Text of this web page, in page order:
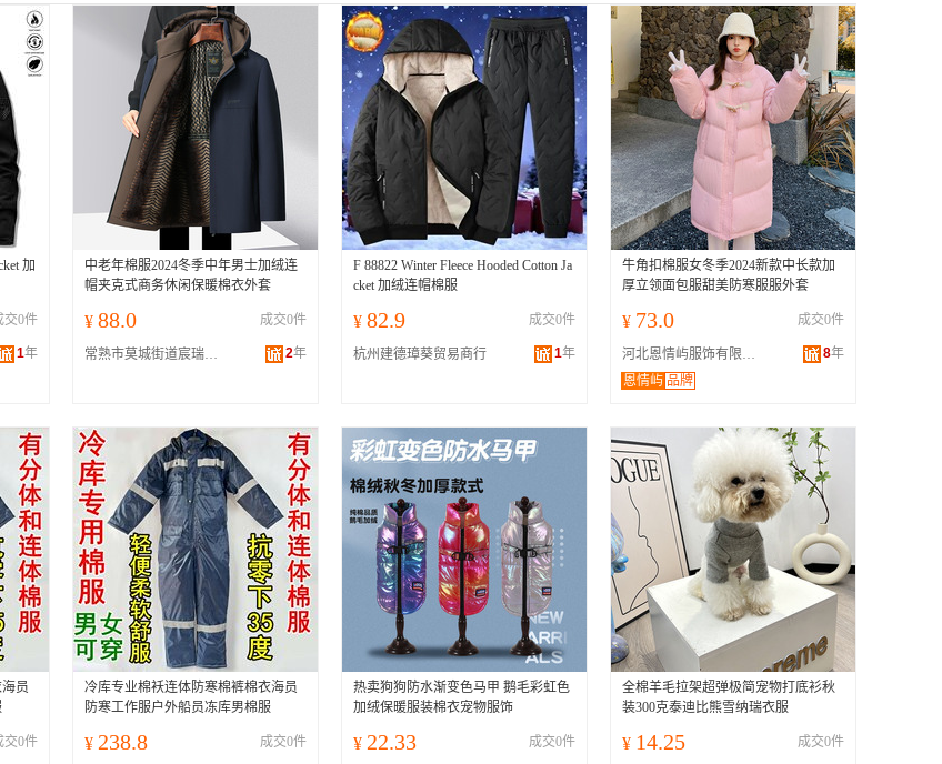
加
交0件
1年
中老年棉服2024冬季中年男士加绒连
帽夹克式商务休闲保暖棉衣外套
¥ 88.0 成交0件
常熟市莫城街道宸瑞轩服饰商行 2年
F 88822 Winter Fleece Hooded Cotton Ja
cket 加绒连帽棉服
¥ 82.9 成交0件
杭州建德璋葵贸易商行 1年
牛角扣棉服女冬季2024新款中长款加
厚立领面包服甜美防寒服服外套
¥ 73.0 成交0件
河北恩情屿服饰有限公司 8年
恩情屿 品牌
员
交0件
冷库专业棉袄连体防寒棉裤棉衣海员
防寒工作服户外船员冻库男棉服
¥ 238.8 成交0件
热卖狗狗防水渐变色马甲 鹅毛彩虹色
加绒保暖服装棉衣宠物服饰
¥ 22.33 成交0件
全棉羊毛拉架超弹极简宠物打底衫秋
装300克泰迪比熊雪纳瑞衣服
¥ 14.25 成交0件